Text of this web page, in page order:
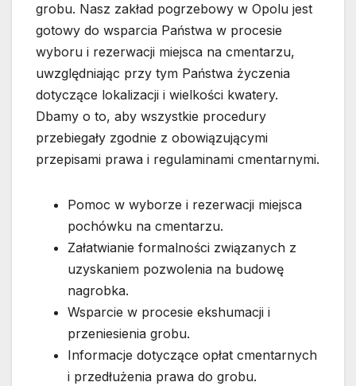
grobu. Nasz zakład pogrzebowy w Opolu jest
gotowy do wsparcia Państwa w procesie
wyboru i rezerwacji miejsca na cmentarzu,
uwzględniając przy tym Państwa życzenia
dotyczące lokalizacji i wielkości kwatery.
Dbamy o to, aby wszystkie procedury
przebiegały zgodnie z obowiązującymi
przepisami prawa i regulaminami cmentarnymi.
Pomoc w wyborze i rezerwacji miejsca
pochówku na cmentarzu.
Załatwianie formalności związanych z
uzyskaniem pozwolenia na budowę
nagrobka.
Wsparcie w procesie ekshumacji i
przeniesienia grobu.
Informacje dotyczące opłat cmentarnych
i przedłużenia prawa do grobu.